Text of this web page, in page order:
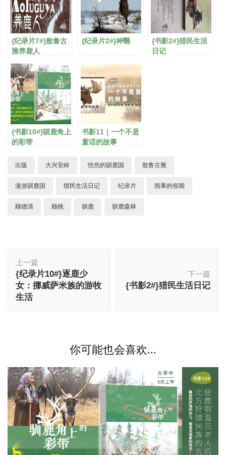
{纪录片7#}敖鲁古
雅养鹿人
{纪录片2#}神翳
{书影2#}猎民生活
日记
{书影10#}驯鹿角上
的彩带
书影11｜一个不是
童话的故事
出版 大兴安岭 忧伤的驯鹿国 敖鲁古雅
漫游驯鹿国 猎民生活日记 纪录片 雨果的假期
顾德清 顾桃 驯鹿 驯鹿森林
文
导
航
上一篇
{纪录片10#}逐鹿少
女：挪威萨米族的游牧
生活
下一篇
{书影2#}猎民生活日记
你可能也会喜欢...